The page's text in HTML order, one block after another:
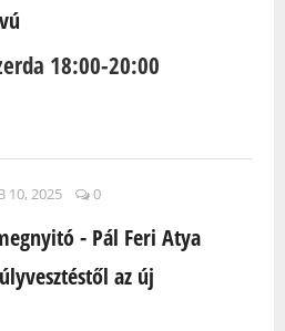
18:00-20:00
10, 2025 0
- Pál Feri Atya
az új